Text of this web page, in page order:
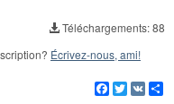
Téléchargements: 88
Écrivez-nous, ami!
Facebook
Twitter
VK